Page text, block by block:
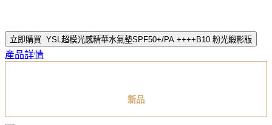
立即購買 YSL超模光感精華水氣墊SPF50+/PA ++++B10 粉光緞影版
產品詳情
新品